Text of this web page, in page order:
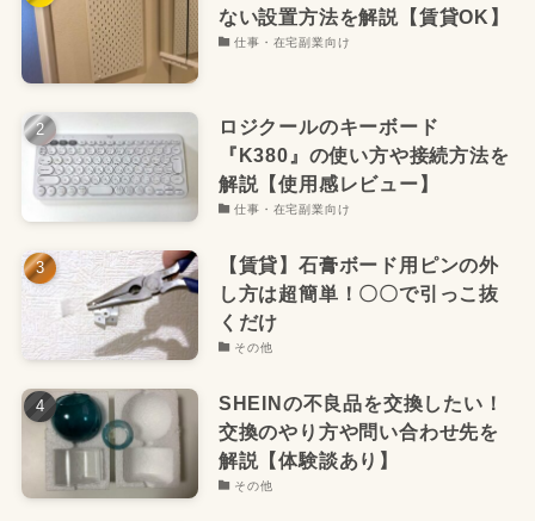
ない設置方法を解説【賃貸OK】
仕事・在宅副業向け
ロジクールのキーボード
『K380』の使い方や接続方法を
解説【使用感レビュー】
仕事・在宅副業向け
【賃貸】石膏ボード用ピンの外
し方は超簡単！〇〇で引っこ抜
くだけ
その他
SHEINの不良品を交換したい！
交換のやり方や問い合わせ先を
解説【体験談あり】
その他